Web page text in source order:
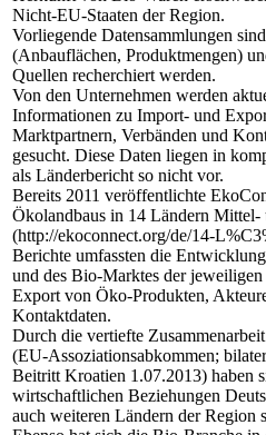
Nicht-EU-Staaten der Region.
Vorliegende Datensammlungen
(Anbauflächen, Produktmengen)
Quellen recherchiert werden.
Von den Unternehmen werden
Informationen zu Import- und
Marktpartnern, Verbänden und
gesucht. Diese Daten liegen in
als Länderbericht so nicht vor.
Bereits 2011 veröffentlichte
Ökolandbaus in 14 Ländern Mittel-
(http://ekoconnect.org/de/14-
Berichte umfassten die
und des Bio-Marktes der
Export von Öko-Produkten,
Kontaktdaten.
Durch die vertiefte
(EU-Assoziationsabkommen;
Beitritt Kroatien 1.07.2013) haben
wirtschaftlichen Beziehungen
auch weiteren Ländern der Region